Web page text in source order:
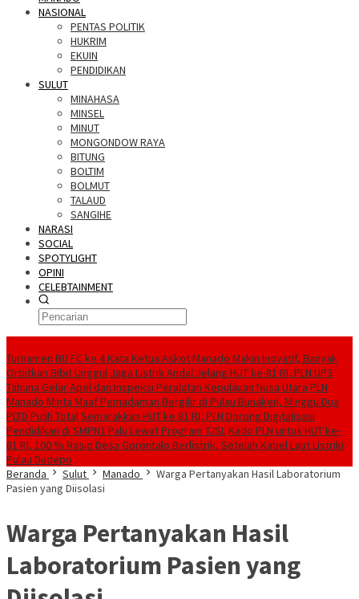
NASIONAL
PENTAS POLITIK
HUKRIM
EKUIN
PENDIDIKAN
SULUT
MINAHASA
MINSEL
MINUT
MONGONDOW RAYA
BITUNG
BOLTIM
BOLMUT
TALAUD
SANGIHE
NARASI
SOCIAL
SPOTYLIGHT
OPINI
CELEBTAINMENT
Turnamen BU FC ke 4 Kata Ketua Askot Manado Makin Inovatif, Banyak
Orbitkan Bibit Unggul Jaga Listrik Andal Jelang HUT ke-81 RI, PLN UP3
Tahuna Gelar Apel dan Inspeksi Peralatan Kepulauan Nusa Utara PLN
Manado Minta Maaf Pemadaman Bergilir di Pulau Bunaken, Minggu Dua
PLTD Pulih TotalSemarakkan HUT ke 81 RI, PLN Dorong Digitalisasi
Pendidikan di SMPN1 Palu Lewat Program TJSLKado PLN untuk HUT ke-
81 RI, 100 % Rasio Desa Gorontalo Berlistrik, Setelah Kabel Laut Listriki
Pulau Dudepo
Beranda
Sulut Manado
Warga Pertanyakan Hasil Laboratorium
Pasien yang Diisolasi
Warga Pertanyakan Hasil
Laboratorium Pasien yang